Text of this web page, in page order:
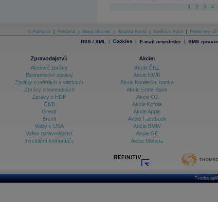
1 2 3 4
O Patria.cz Reklama Mapa Stránek Skupina Patria Kariéra v Patrii Podmínky
RSS / XML | Cookies | E-mail newsletter | SMS
Zpravodajství:
Akciové zprávy
Ekonomické zprávy
Zprávy o měnách a sazbách
Zprávy o komoditách
Zprávy o HDP
ČNB
Grexit
Brexit
Volby v USA
Video zpravodajství
Investiční komentáře
Akcie:
Akcie ČEZ
Akcie NWR
Akcie Komerční banka
Akcie Erste Bank
Akcie O2
Akcie Kofola
Akcie Apple
Akcie Facebook
Akcie BMW
Akcie GE
Akcie Moneta
Tvorba